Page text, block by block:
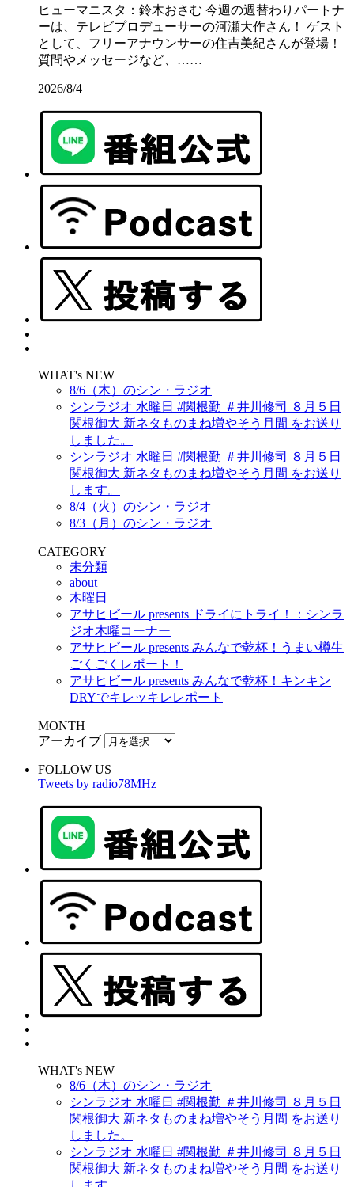
ヒューマニスタ：鈴木おさむ 今週の週替わりパートナ
ーは、テレビプロデューサーの河瀬大作さん！ ゲスト
として、フリーアナウンサーの住吉美紀さんが登場！
質問やメッセージなど、……
2026/8/4
WHAT's NEW
8/6（木）のシン・ラジオ
シンラジオ 水曜日 #関根勤 ＃井川修司 ８月５日
関根御大 新ネタものまね増やそう月間 をお送り
しました。
シンラジオ 水曜日 #関根勤 ＃井川修司 ８月５日
関根御大 新ネタものまね増やそう月間 をお送り
します。
8/4（火）のシン・ラジオ
8/3（月）のシン・ラジオ
CATEGORY
未分類
about
木曜日
アサヒビール presents ドライにトライ！：シンラ
ジオ木曜コーナー
アサヒビール presents みんなで乾杯！うまい樽生
ごくごくレポート！
アサヒビール presents みんなで乾杯！キンキン
DRYでキレッキレレポート
MONTH
アーカイブ
FOLLOW US
Tweets by radio78MHz
WHAT's NEW
8/6（木）のシン・ラジオ
シンラジオ 水曜日 #関根勤 ＃井川修司 ８月５日
関根御大 新ネタものまね増やそう月間 をお送り
しました。
シンラジオ 水曜日 #関根勤 ＃井川修司 ８月５日
関根御大 新ネタものまね増やそう月間 をお送り